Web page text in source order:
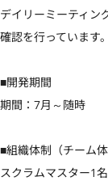
デイリーミーティン
確認を行っています。
■開発期間
期間：7月～随時
■組織体制（チーム体
スクラムマスター1名